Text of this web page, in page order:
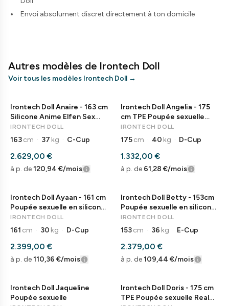
Envoi absolument discret directement à ton domicile
Autres modèles de Irontech Doll
Voir tous les modèles Irontech Doll →
Irontech Doll Anaire - 163 cm
Silicone Anime Elfen Sex
Doll
IRONTECH DOLL
163cm · 37 kg · C-Cup
2.629,00 €
à p. de120,94 €/mois
Irontech Doll Angelia - 175
cm TPE Poupée sexuelle
avec bonnet D Real Doll
IRONTECH DOLL
175cm · 40 kg · D-Cup
1.332,00 €
à p. de 61,28 €/mois
Irontech Doll Ayaan - 161 cm
Poupée sexuelle en silicone
Bonnet B Poupée d'amour
IRONTECH DOLL
161 cm · 30 kg · D-Cup
2.399,00 €
à p. de110,36 €/mois
Irontech Doll Betty - 153cm
Poupée sexuelle en silicone
E-Cup Poupée d'amour
IRONTECH DOLL
153cm · 36 kg · E-Cup
2.379,00 €
à p. de109,44 €/mois
Irontech Doll Jaqueline
Poupée sexuelle
Irontech Doll Doris - 175 cm
TPE Poupée sexuelle Real